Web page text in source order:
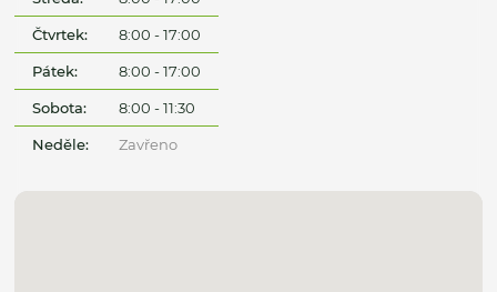
Čtvrtek: 8:00 - 17:00
Pátek: 8:00 - 17:00
Sobota: 8:00 - 11:30
Neděle: Zavřeno